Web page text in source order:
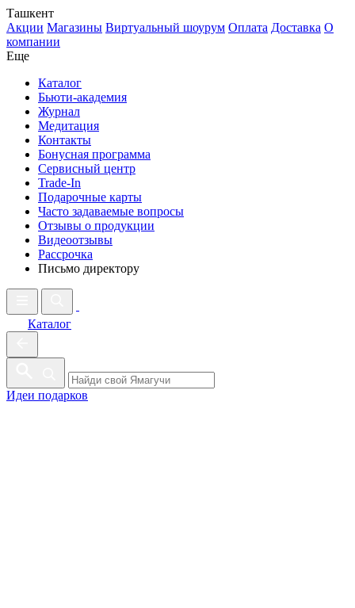
Ташкент
Акции Магазины Виртуальный шоурум Оплата Доставка О
компании
Еще
Каталог
Бьюти-академия
Журнал
Медитация
Контакты
Бонусная программа
Сервисный центр
Trade-In
Подарочные карты
Часто задаваемые вопросы
Отзывы о продукции
Видеоотзывы
Рассрочка
Письмо директору
Каталог
Идеи подарков